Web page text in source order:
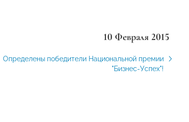
10 Февраля 2015
Определены победители Национальной премии
"Бизнес-Успех"!